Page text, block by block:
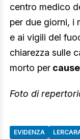
centro medico
per due giorni, i
e ai vigili del
chiarezza sulle
morto per
Foto di
EVIDENZA